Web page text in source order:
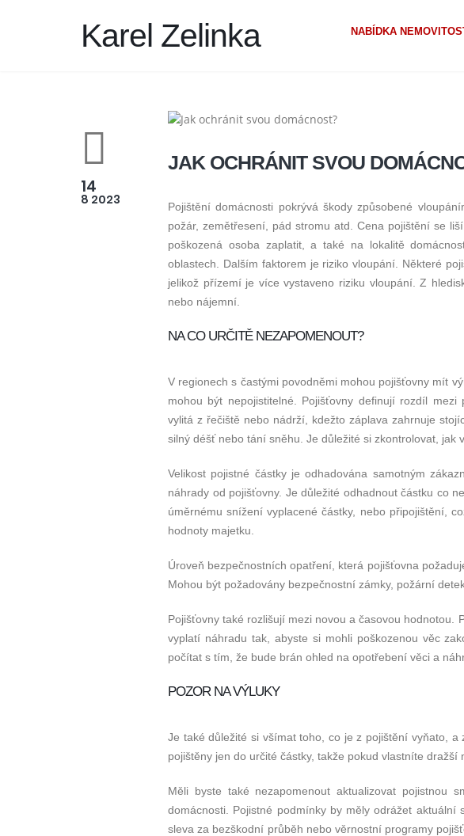
Karel Zelinka NABÍDKA
14
8 2023
JAK OCHRÁNIT SVOU
Pojištění domácnosti pokrývá škody způsobené
požár, zemětřesení, pád stromu atd. Cena pojištění se
poškozená osoba zaplatit, a také na lokalitě
oblastech. Dalším faktorem je riziko vloupání. Některé
jelikož přízemí je více vystaveno riziku vloupání. Z
nebo nájemní.
NA CO URČITĚ NEZAPOMENOUT?
V regionech s častými povodněmi mohou pojišťovny mít
mohou být nepojistitelné. Pojišťovny definují rozdíl
vylitá z řečiště nebo nádrží, kdežto záplava zahrnuje
silný déšť nebo tání sněhu. Je důležité si zkontrolovat, jak
Velikost pojistné částky je odhadována samotným
náhrady od pojišťovny. Je důležité odhadnout částku co
úměrnému snížení vyplacené částky, nebo připojištění,
hodnoty majetku.
Úroveň bezpečnostních opatření, která pojišťovna
Mohou být požadovány bezpečnostní zámky, požární
Pojišťovny také rozlišují mezi novou a časovou
vyplatí náhradu tak, abyste si mohli poškozenou věc
počítat s tím, že bude brán ohled na opotřebení věci a
POZOR NA VÝLUKY
Je také důležité si všímat toho, co je z pojištění vyňato,
pojištěny jen do určité částky, takže pokud vlastníte
Měli byste také nezapomenout aktualizovat pojistnou
domácnosti. Pojistné podmínky by měly odrážet
sleva za bezškodní průběh nebo věrnostní programy